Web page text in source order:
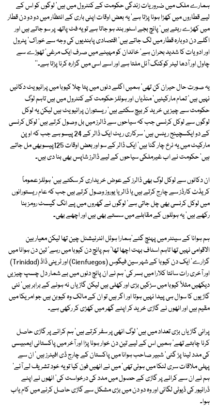
ہمارے ملک میں ضروریات زندگی حکومت کے کنٹرول میں ہیں' لوگوں کو اس کے
لیے قطاروں میں کھڑا ہونا پڑتا ہے' یہ بعض اوقات اپنی باری کے انتظار میں دو دو دن قطار
میں کھڑے رہتے ہیں' پانچ بجے اسٹور بند ہو جاتا ہے تو یہ فٹ پاتھ پر سو جاتے ہیں اور
اگلے دن دوبارہ قطار میں لگ جاتے ہیں' اقتصادی پابندیوں کی وجہ سے خوراک' پٹرول
اور ادویات کا شدید بحران ہے' خاندان کو مہینے میں صرف ایک مرغی' تھوڑے سے
چاول اور آدھا لیٹر کوکنگ آئل ملتا ہے اور اسے اسی میں گزارہ کرنا پڑتا ہے۔''
یہ صورت حال حیران کن تھی' ہمیں اگلے دنوں میں پتا چلا کیوبا میں پرائیویٹ دکانیں
نہیں ہیں' تمام مارکیٹیں' منڈیاں اور ہوٹلز حکومت کے کنٹرول میں ہیں تاہم لوگ
حکومت سے چیزیں خرید کر بیچ سکتے ہیں' ریستوران پرائیویٹ ہیں لیکن یہ لوکل
لوگوں سے لوکل کرنسی جب کہ سیاحوں سے ڈالرز میں بل وصول کرتے ہیں' لوکل کرنسی
کے دو ایکسچینج ریٹس ہیں' سرکاری ریٹ ایک ڈالر کے 24 پیسو ہے جب کہ اوپن
مارکیٹ میں یہ نرخ چار گنا ہیں' ایک ڈالر کے سو اور بعض اوقات 125پیسوبھی مل جاتے
ہیں' حکومت نے اب غیرملکی سیاحوں کے لیے ڈالرز شاپس بھی بنا دی ہیں۔
ان دکانوں سے لوکل لوگ بھی ڈالرز کے عوض خریداری کر سکتے ہیں' ہوٹلز عموماً
کریڈٹ کارڈز سے چارج کرتے ہیں یا ڈالر یا یوروز وصول کرتے ہیں جب کہ عام ریستورانوں
میں لوکل کرنسی بھی چل جاتی ہے' لوگوں نے گھروں میں پے انگ گیسٹ رومز بنا
رکھے ہیں' یہ ہوٹلوں کے مقابلے میں سستے بھی ہیں اور اچھے بھی۔
ہم ہوانا کے سینٹر میں پہنچ گئے'ہمارا ہوٹل انٹرنیشنل چین تھا لیکن معیار بین
الاقوامی نہیں تھا تاہم اسٹاف بہت اچھا تھا' ہم پانچ دن کیوبا میں رہے' تین دن ہوانا میں
گزارے' ایک دن کیوبا کے شہر سین فیگوس (Cienfuegos) اور ٹرینی ڈاڈ (Trinidad)
اور آخری رات سانتا کلارا میں بسر کی' ہم نے ان پانچ دنوں میں بے شمار دل چسپ چیزیں
دیکھیں مثلاً کیوبا میں سڑکیں بڑی اور کھلی ہیں لیکن گاڑیاں نہ ہونے کے برابر ہیں' نئی
گاڑیوں کا سوال ہی پیدا نہیں ہوتا اور اگر ہیں تو ان کے مالک وہ کیوبن ہیں جو امریکا میں
مقیم ہیں اور انھوں نے گاڑی خرید کر اپنے گھر میں کھڑی کر رکھی ہے۔
پرانی گاڑیاں بڑی تعداد میں ہیں' لوگ انھی پر سفر کرتے ہیں' ہم کرائے پر گاڑی حاصل
کرنا چاہتے تھے' ہمیں اس کے لیے تین دن خوار ہونا پڑا اور آخر میں پاکستانی ایمبیسی
کی مدد لینا پڑ گئی' شبیر صاحب ہوانا میں پاکستان کے چارج ڈی افیئرز ہیں' ان سے
پہلی ملاقات سری لنکا میں ہوئی تھی' میں نے انھیں فون کیا تو یہ خود تشریف لے آئے'
ہم نے ان سے کرائے پر گاڑی کے حصول میں مدد کی درخواست کی' انھوں نے اپنے
ڈرائیور کی ڈیوٹی لگائی اور وہ دو دن میں بڑی مشکل سے گاڑی حاصل کرنے میں کام یاب
ہوا۔